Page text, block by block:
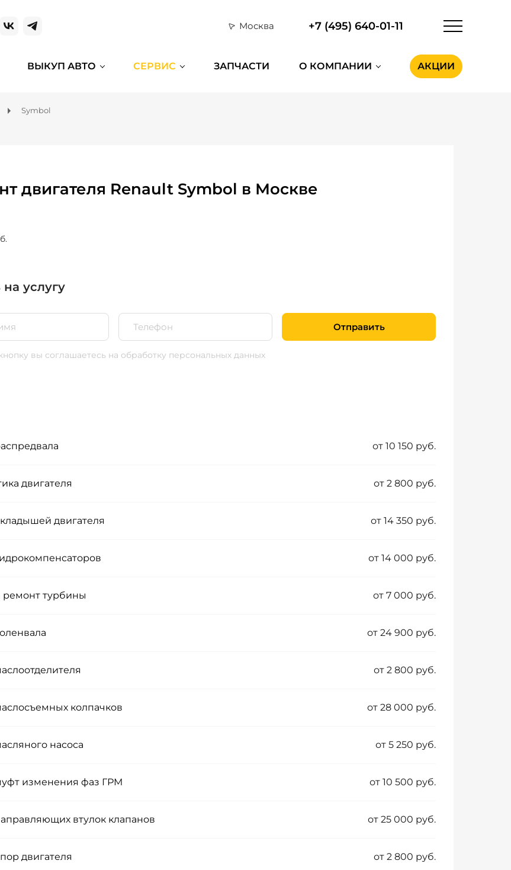
Москва +7 (495) 640-01-11
ВЫКУП АВТО СЕРВИС ЗАПЧАСТИ О КОМПАНИИ АКЦИИ
Symbol
двигателя Renault Symbol в Москве
услугу
Отправить
вы соглашаетесь на обработку персональных данных
от 10 150 руб.
двигателя от 2 800 руб.
двигателя от 14 350 руб.
от 14 000 руб.
ремонт турбины от 7 000 руб.
от 24 900 руб.
от 2 800 руб.
колпачков от 28 000 руб.
насоса от 5 250 руб.
изменения фаз ГРМ от 10 500 руб.
втулок клапанов от 25 000 руб.
двигателя от 2 800 руб.